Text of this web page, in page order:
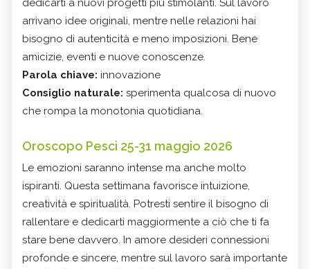
dedicarti a nuovi progetti più stimolanti. Sul lavoro
arrivano idee originali, mentre nelle relazioni hai
bisogno di autenticità e meno imposizioni. Bene
amicizie, eventi e nuove conoscenze.
Parola chiave: innovazione
Consiglio naturale: sperimenta qualcosa di nuovo
che rompa la monotonia quotidiana.
Oroscopo Pesci 25-31 maggio 2026
Le emozioni saranno intense ma anche molto
ispiranti. Questa settimana favorisce intuizione,
creatività e spiritualità. Potresti sentire il bisogno di
rallentare e dedicarti maggiormente a ciò che ti fa
stare bene davvero. In amore desideri connessioni
profonde e sincere, mentre sul lavoro sarà importante